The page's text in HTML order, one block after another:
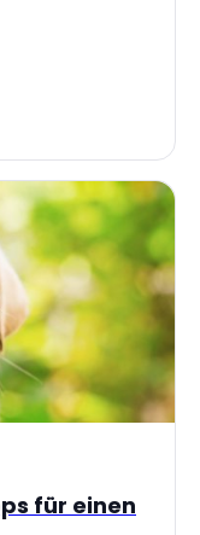
für einen